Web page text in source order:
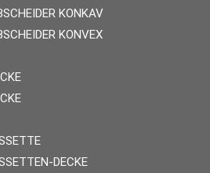
KONKAV
KONVEX
DECKE